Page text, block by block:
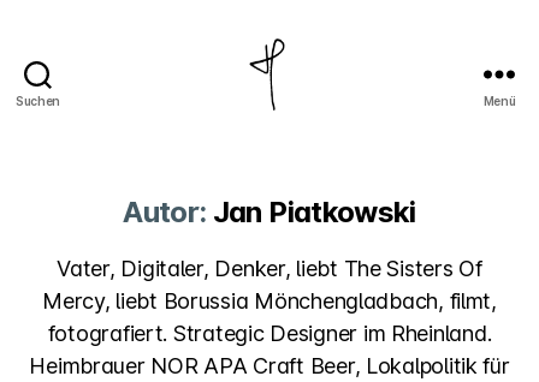
Suchen Menü
Autor: Jan Piatkowski
Vater, Digitaler, Denker, liebt The Sisters Of
Mercy, liebt Borussia Mönchengladbach, filmt,
fotografiert. Strategic Designer im Rheinland.
Heimbrauer NOR APA Craft Beer, Lokalpolitik für